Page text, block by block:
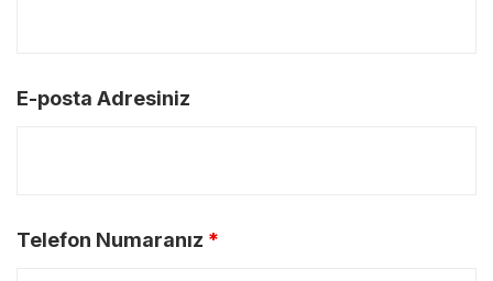
E-posta Adresiniz
Telefon Numaranız *